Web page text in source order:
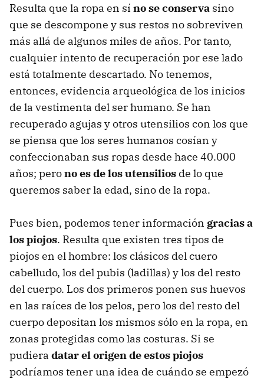
Resulta que la ropa en sí no se conserva sino
que se descompone y sus restos no sobreviven
más allá de algunos miles de años. Por tanto,
cualquier intento de recuperación por ese lado
está totalmente descartado. No tenemos,
entonces, evidencia arqueológica de los inicios
de la vestimenta del ser humano. Se han
recuperado agujas y otros utensilios con los que
se piensa que los seres humanos cosían y
confeccionaban sus ropas desde hace 40.000
años; perono es de los utensilios de lo que
queremos saber la edad, sino de la ropa.
Pues bien, podemos tener información gracias a
los piojos. Resulta que existen tres tipos de
piojos en el hombre: los clásicos del cuero
cabelludo, los del pubis (ladillas) y los del resto
del cuerpo. Los dos primeros ponen sus huevos
en las raíces de los pelos, pero los del resto del
cuerpo depositan los mismos sólo en la ropa, en
zonas protegidas como las costuras. Si se
pudiera datar el origen de estos piojos
podríamos tener una idea de cuándo se empezó